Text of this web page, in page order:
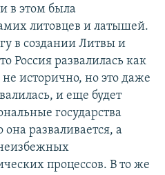
в этом была
литовцев и латышей.
в создании Литвы и
Россия развалилась как
исторично, но это даже
и еще будет
государства
она разваливается, а
неизбежных
процессов. В то же